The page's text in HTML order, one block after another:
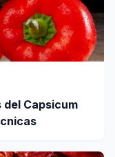
Capsicum